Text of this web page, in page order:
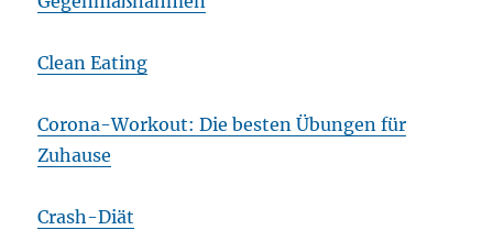
Clean Eating
Corona-Workout: Die besten Übungen für
Zuhause
Crash-Diät